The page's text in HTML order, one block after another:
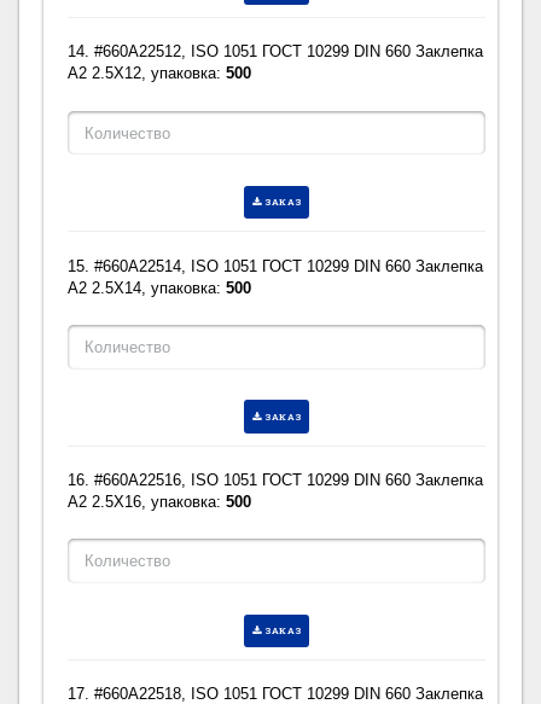
14. #660A22512, ISO 1051 ГОСТ 10299 DIN 660 Заклепка
A2 2.5X12, упаковка:500
ЗАКАЗ
15. #660A22514, ISO 1051 ГОСТ 10299 DIN 660 Заклепка
A2 2.5X14, упаковка:500
ЗАКАЗ
16. #660A22516, ISO 1051 ГОСТ 10299 DIN 660 Заклепка
A2 2.5X16, упаковка:500
ЗАКАЗ
17. #660A22518, ISO 1051 ГОСТ 10299 DIN 660 Заклепка